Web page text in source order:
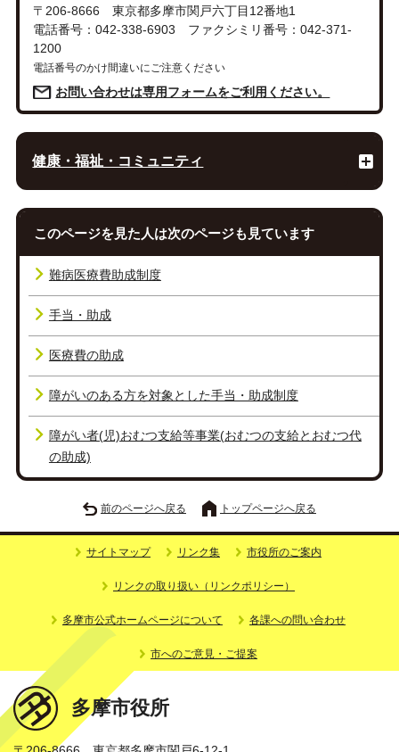
〒206-8666 東京都多摩市関戸六丁目12番地1
電話番号：042-338-6903 ファクシミリ番号：042-371-
1200
電話番号のかけ間違いにご注意ください
お問い合わせは専用フォームをご利用ください。
健康・福祉・コミュニティ
このページを見た人は次のページも見ています
難病医療費助成制度
手当・助成
医療費の助成
障がいのある方を対象とした手当・助成制度
障がい者(児)おむつ支給等事業(おむつの支給とおむつ代
の助成)
前のページへ戻る トップページへ戻る
サイトマップ リンク集 市役所のご案内
リンクの取り扱い（リンクポリシー）
多摩市公式ホームページについて 各課への問い合わせ
市へのご意見・ご提案
多摩市役所